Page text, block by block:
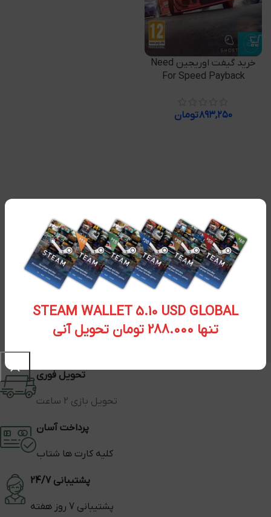
STEAM WALLET 5.10 USD GLOBAL
تنها 288.000 تومان تحویل آنی
خرید گیفت اوریجین Need
For Speed Payback
۸۹۳,۲۵۰تومان
تحویل فوری
تحویل بازی 2 ساعت
پرداخت آسان
کلیه کارت ها شتاب
پشتیبانی 24/7
پشتیبانی 7 روز هفته